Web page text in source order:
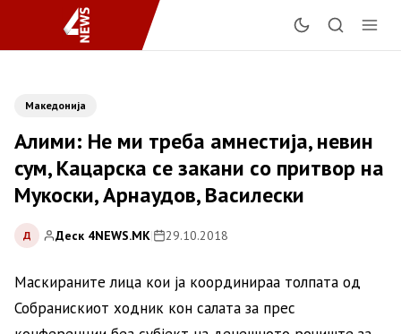
Македонија
Алими: Не ми треба амнестија, невин
сум, Кацарска се закани со притвор на
Мукоски, Арнаудов, Василески
Д Деск 4NEWS.MK| 29.10.2018
Маскираните лица кои ја координираа толпата од
Собранискиот ходник кон салата за прес